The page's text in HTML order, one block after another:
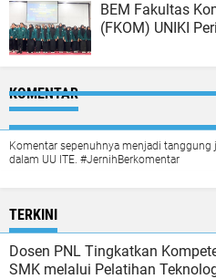
BEM Fakultas
(FKOM)
KOMENTAR
Komentar sepenuhnya menjadi
dalam UU ITE. #JernihBerkomentar
TERKINI
Dosen PNL Tingkatkan
SMK melalui Pelatihan